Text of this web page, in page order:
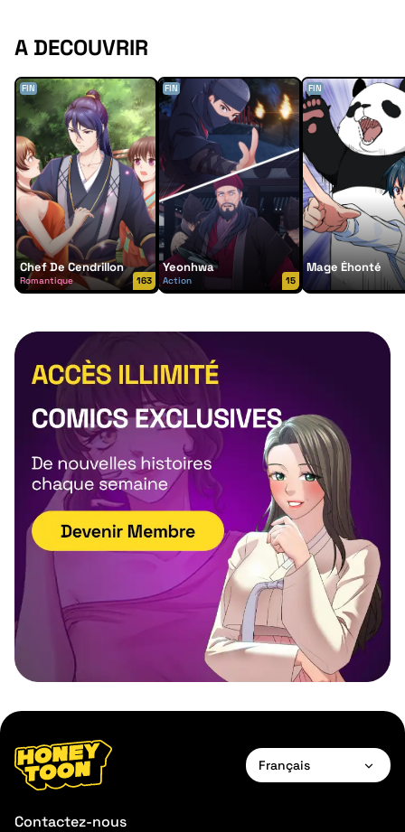
A DECOUVRIR
FIN
Chef De Cendrillon
Romantique 163
FIN
Yeonhwa
Action 15
FIN
Mage Éhonté
Français
Contactez-nous